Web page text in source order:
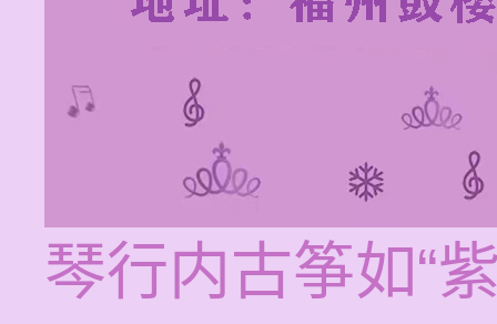
琴行内古筝如“